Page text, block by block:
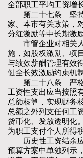
全部职工平均工资增
第二十七条 坚持
家、本市有关政策，
分红激励等中长期激
市管企业对相关人
施，如股权激励、项
与绩效薪酬管理有效
健全长效激励约束机制
第二十八条 严格
工资性支出应当按照
总额核算，实现财务
总额之外列支任何工
货币化、发放透明化
为职工支付个人所得税
历史性工资结余应
预算方案中单独列示